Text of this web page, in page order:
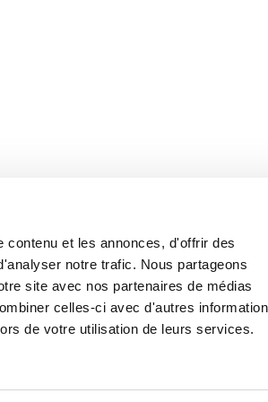
contenu et les annonces, d'offrir des
notre trafic. Nous partageons
site avec nos partenaires de médias
celles-ci avec d'autres
de votre utilisation de leurs services.
Mentions légales